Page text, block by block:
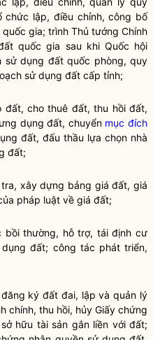
chức lập, điều chỉnh, công bố
quốc gia; trình Thủ tướng Chính
quốc gia sau khi Quốc hội
sử dụng đất quốc phòng, quy
sử dụng đất cấp tỉnh;
đất, cho thuê đất, thu hồi đất,
dụng đất, chuyển mục đích
đất, đấu thầu lựa chọn nhà
đất;
xây dựng bảng giá đất, giá
pháp luật về giá đất;
bồi thường, hỗ trợ, tái định cư
đất; công tác phát triển,
đăng ký đất đai, lập và quản lý
chính, thu hồi, hủy Giấy chứng
hữu tài sản gắn liền với đất;